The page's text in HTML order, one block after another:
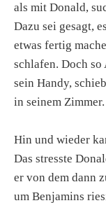
als mit Donald,
Dazu sei gesagt,
etwas fertig
schlafen. Doch so
sein Handy,
in seinem Zimmer.
Hin und wieder
Das stresste
er von dem dann
um Benjamins